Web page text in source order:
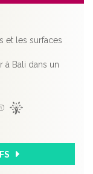
et les surfaces
à Bali dans un